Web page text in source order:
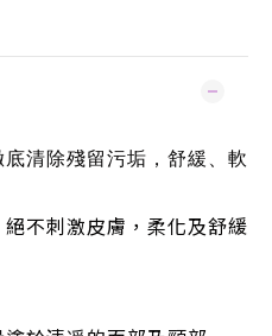
清除殘留污垢，舒緩、軟
不刺激皮膚， 柔化及舒緩